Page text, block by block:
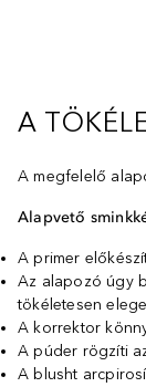
A
A megfelelő
Alapvető
A primer
Az alapozó úgy
tökéletesen
A korrektor
A púder rögzíti
A blusht